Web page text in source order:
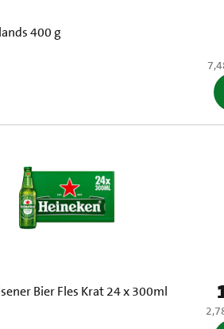
400 g
€
Bier Fles Krat 24 x 300ml
€